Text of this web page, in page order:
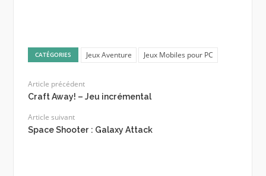
CATÉGORIES Jeux Aventure Jeux Mobiles pour PC
Article précédent
Craft Away! – Jeu incrémental
Article suivant
Space Shooter : Galaxy Attack